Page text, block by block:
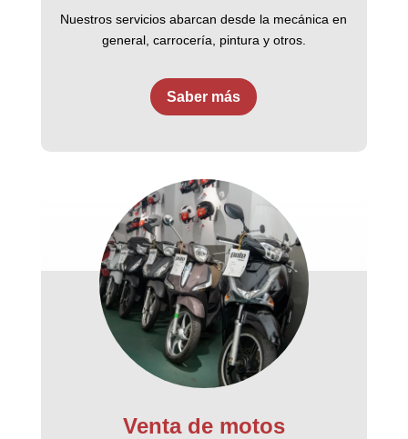
Nuestros servicios abarcan desde la mecánica en
general, carrocería, pintura y otros.
Saber más
Venta de motos